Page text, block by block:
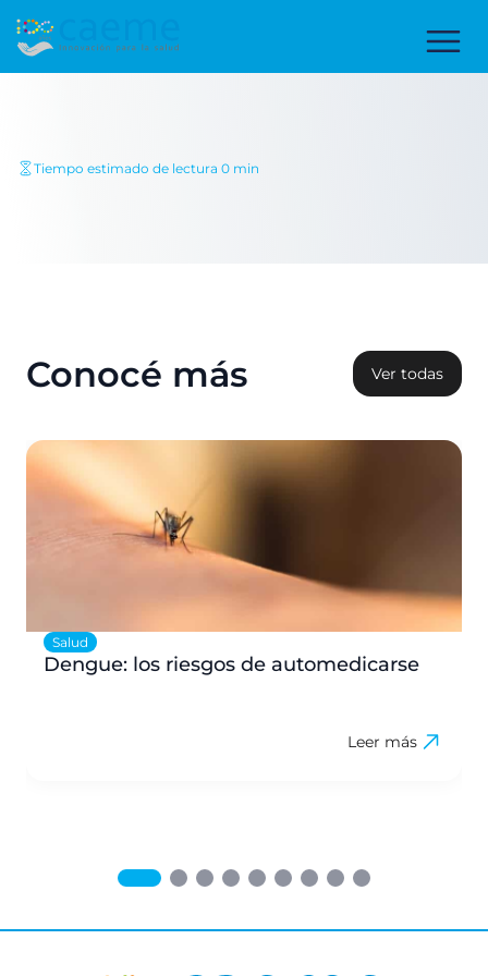
Tiempo estimado de lectura 0 min
Conocé más Ver todas
Salud
Dengue: los riesgos de automedicarse
Leer más